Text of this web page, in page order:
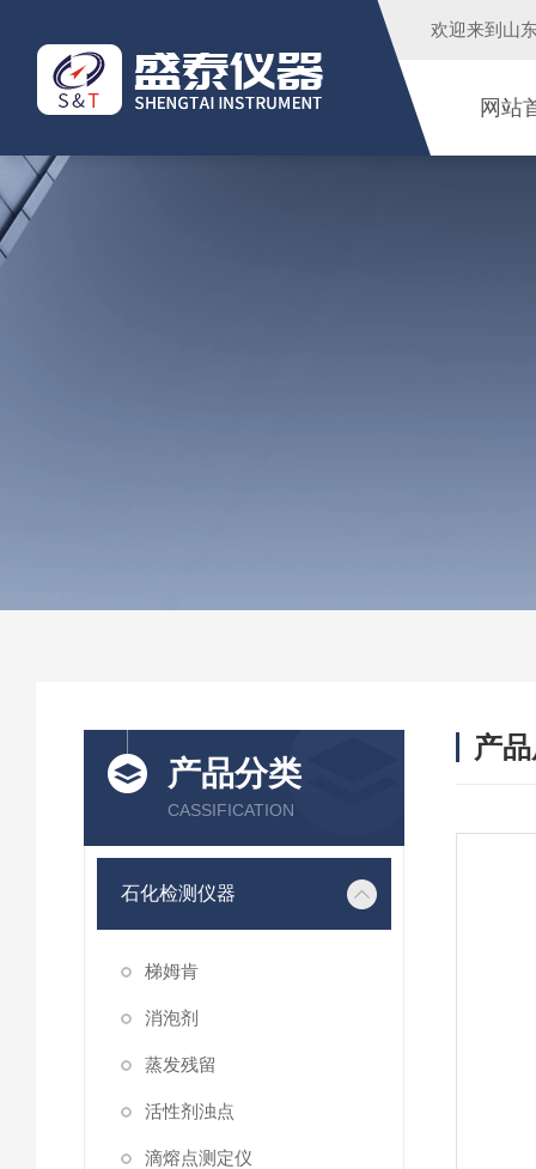
欢迎来到 山
网站
产品分类
CASSIFICATION
石化检测仪器
梯姆肯
消泡剂
蒸发残留
活性剂浊点
滴熔点测定仪
产